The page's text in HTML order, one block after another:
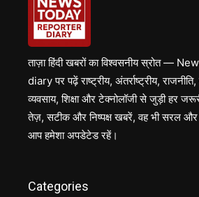
ताज़ा हिंदी खबरों का विश्वसनीय स्रोत —
diary पर पढ़ें राष्ट्रीय, अंतर्राष्ट्रीय,
व्यवसाय, शिक्षा और टेक्नोलॉजी से जुड़ी हर
तेज़, सटीक और निष्पक्ष खबरें, वह भी सरल और
आप हमेशा अपडेटेड रहें।
Categories